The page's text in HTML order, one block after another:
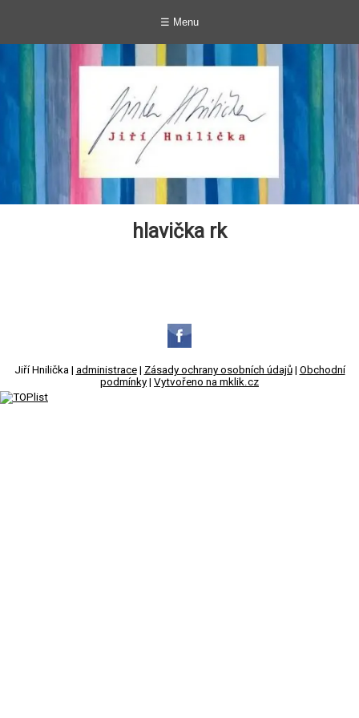
☰ Menu
hlavička rk
Jiří Hnilička | administrace| Zásady ochrany osobních údajů| Obchodní
podmínky | Vytvořeno na mklik.cz